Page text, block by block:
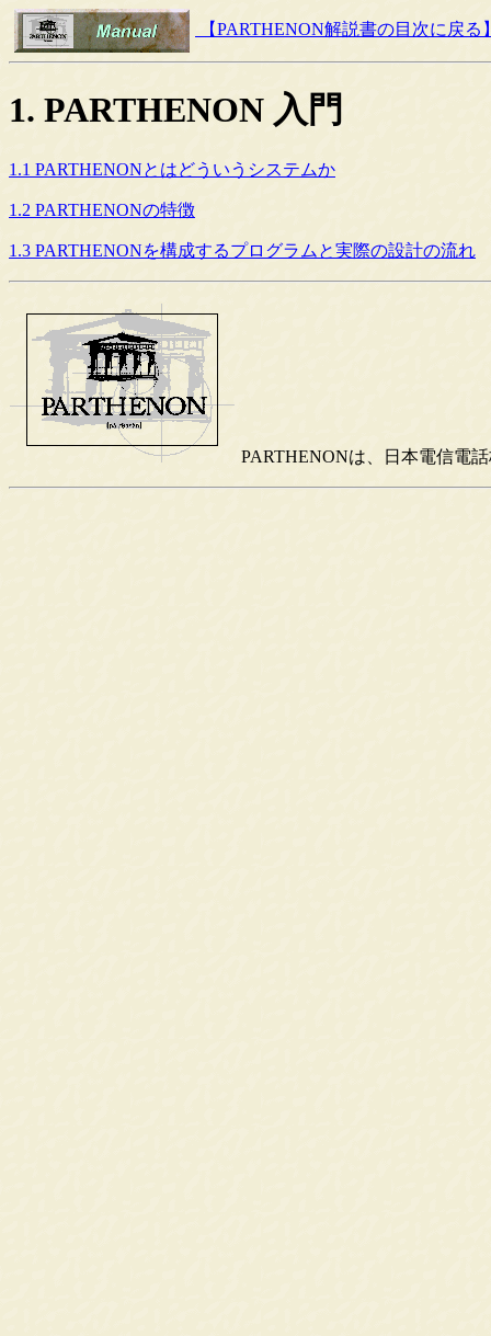
【PARTHENON解説書の目次に戻る
1. PARTHENON 入門
1.1 PARTHENONとはどういうシステムか
1.2 PARTHENONの特徴
1.3 PARTHENONを構成するプログラムと実際の設計の流れ
PARTHENONは、日本電信電